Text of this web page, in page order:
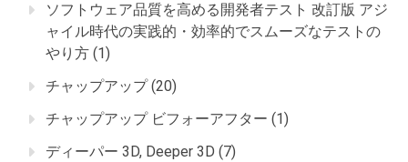
ソフトウェア品質を高める開発者テスト 改訂版 アジ
ャイル時代の実践的・効率的でスムーズなテストの
やり方 (1)
チャップアップ(20)
チャップアップ ビフォーアフター (1)
ディーパー 3D, Deeper 3D (7)